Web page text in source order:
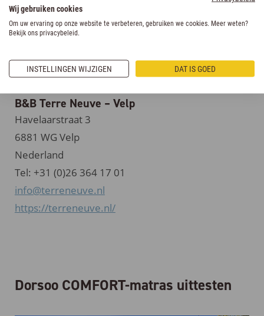
B&B Terre Neuve – Velp
Havelaarstraat 3
6881 WG Velp
Nederland
Tel: +31 (0)26 364 17 01
info@terreneuve.nl
https://terreneuve.nl/
Dorsoo COMFORT-matras uittesten
Wij gebruiken cookies
Om uw ervaring op onze website te verbeteren, gebruiken we cookies. Meer weten?
Bekijk ons privacybeleid.
INSTELLINGEN WIJZIGEN DAT IS GOED